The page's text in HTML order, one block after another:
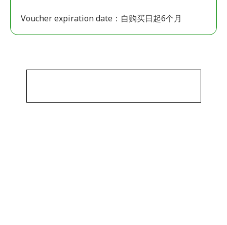
Voucher expiration date：自购买日起6个月